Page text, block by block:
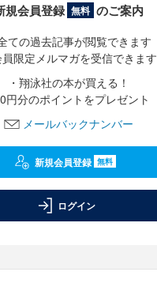
規会員登録 無料 のご案内
ての過去記事が閲覧できます
員限定メルマガを受信できます
・翔泳社の本が買える！
円分のポイントをプレゼント
メールバックナンバー
新規会員登録 無料
ログイン